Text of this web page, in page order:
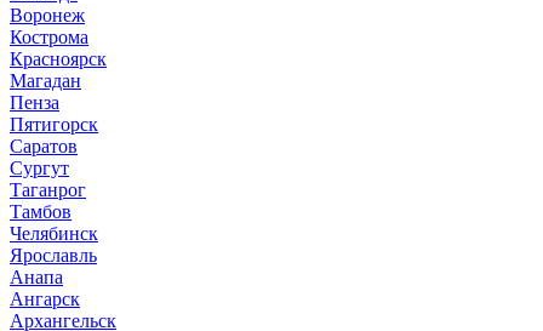
Воронеж
Кострома
Красноярск
Магадан
Пенза
Пятигорск
Саратов
Сургут
Таганрог
Тамбов
Челябинск
Ярославль
Анапа
Ангарск
Архангельск